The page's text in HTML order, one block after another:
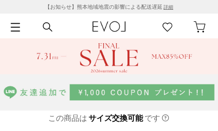
【お知らせ】熊本地域地震の影響による配送遅延 詳細
この商品は サイズ交換可能です